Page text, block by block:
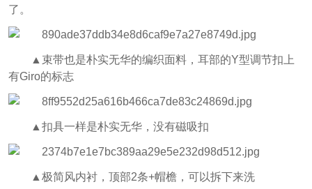
了。
▲束带也是朴实无华的编织面料，耳部的Y型调节扣上
有Giro的标志
▲扣具一样是朴实无华，没有磁吸扣
▲极简风内衬，顶部2条+帽檐，可以拆下来洗